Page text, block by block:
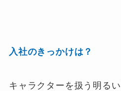
入社のきっかけは？
キャラクターを扱う明る